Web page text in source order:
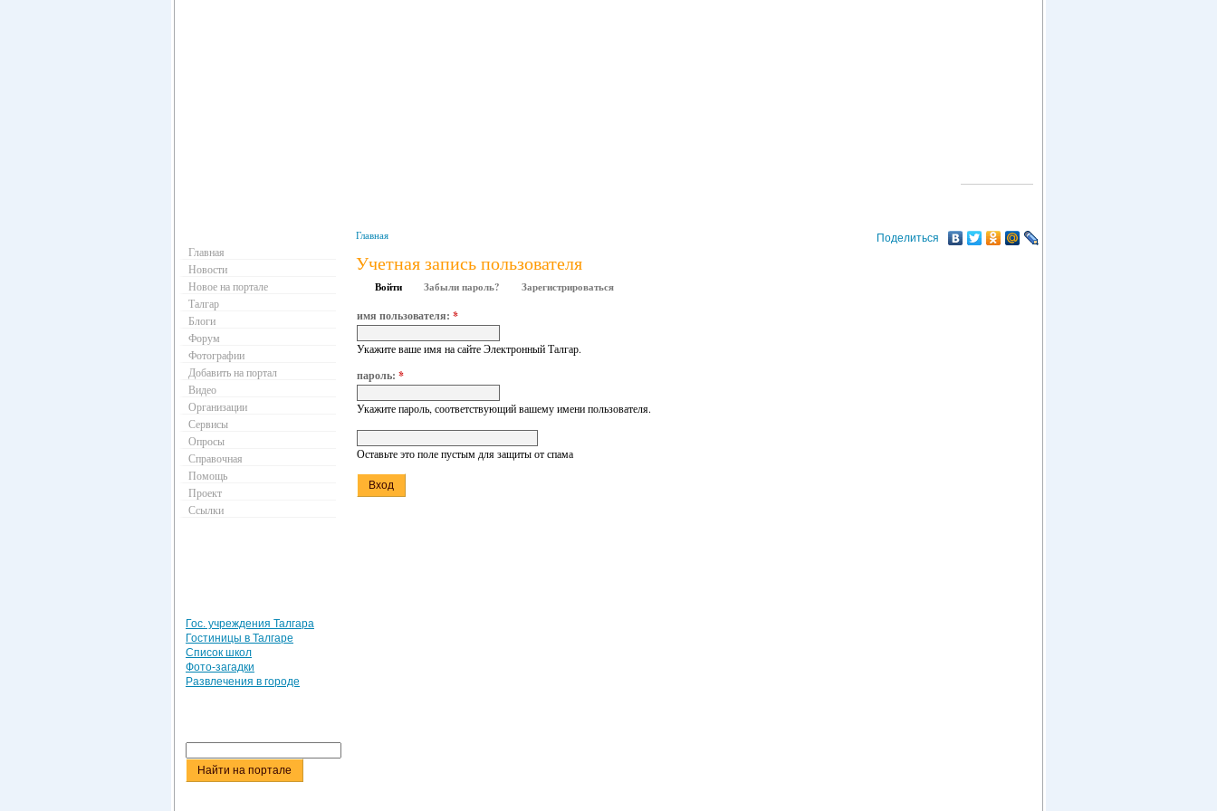
Поделиться
Главная
Учетная запись пользователя
Войти Забыли пароль? Зарегистрироваться
имя пользователя: *
Укажите ваше имя на сайте Электронный Талгар.
пароль: *
Укажите пароль, соответствующий вашему имени пользователя.
Оставьте это поле пустым для защиты от спама
Главная
Новости
Новое на портале
Талгар
Блоги
Форум
Фотографии
Добавить на портал
Видео
Организации
Сервисы
Опросы
Справочная
Помощь
Проект
Ссылки
Гос. учреждения Талгара
Гостиницы в Талгаре
Список школ
Фото-загадки
Развлечения в городе